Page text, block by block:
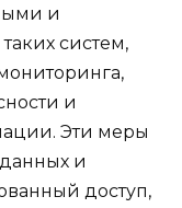
и
систем,
и
Эти меры
и
доступ,